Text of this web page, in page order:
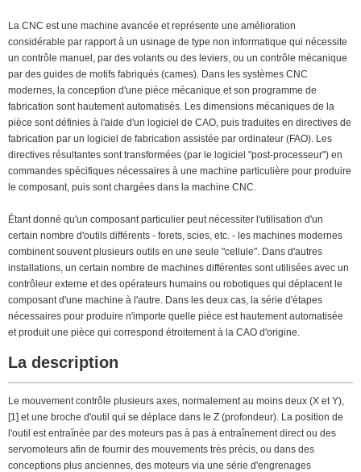
La CNC est une machine avancée et représente une amélioration
considérable par rapport à un usinage de type non informatique qui nécessite
un contrôle manuel, par des volants ou des leviers, ou un contrôle mécanique
par des guides de motifs fabriqués (cames). Dans les systèmes CNC
modernes, la conception d'une pièce mécanique et son programme de
fabrication sont hautement automatisés. Les dimensions mécaniques de la
pièce sont définies à l'aide d'un logiciel de CAO, puis traduites en directives de
fabrication par un logiciel de fabrication assistée par ordinateur (FAO). Les
directives résultantes sont transformées (par le logiciel "post-processeur") en
commandes spécifiques nécessaires à une machine particulière pour produire
le composant, puis sont chargées dans la machine CNC.
Étant donné qu'un composant particulier peut nécessiter l'utilisation d'un
certain nombre d'outils différents - forets, scies, etc. - les machines modernes
combinent souvent plusieurs outils en une seule "cellule". Dans d'autres
installations, un certain nombre de machines différentes sont utilisées avec un
contrôleur externe et des opérateurs humains ou robotiques qui déplacent le
composant d'une machine à l'autre. Dans les deux cas, la série d'étapes
nécessaires pour produire n'importe quelle pièce est hautement automatisée
et produit une pièce qui correspond étroitement à la CAO d'origine.
La description
Le mouvement contrôle plusieurs axes, normalement au moins deux (X et Y),
[1] et une broche d'outil qui se déplace dans le Z (profondeur). La position de
l'outil est entraînée par des moteurs pas à pas à entraînement direct ou des
servomoteurs afin de fournir des mouvements très précis, ou dans des
conceptions plus anciennes, des moteurs via une série d'engrenages